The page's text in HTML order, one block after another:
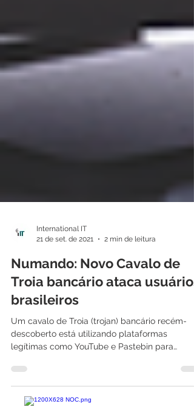
21 de set. de 2021
2 min de leitura
Numando: Novo Cavalo de
Troia bancário ataca usuários
brasileiros
Um cavalo de Troia (trojan) bancário recém-
legítimas como YouTube e Pastebin para
armazenar...